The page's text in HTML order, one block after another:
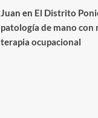
Juan en El Distrito
patología de mano con
terapia ocupacional